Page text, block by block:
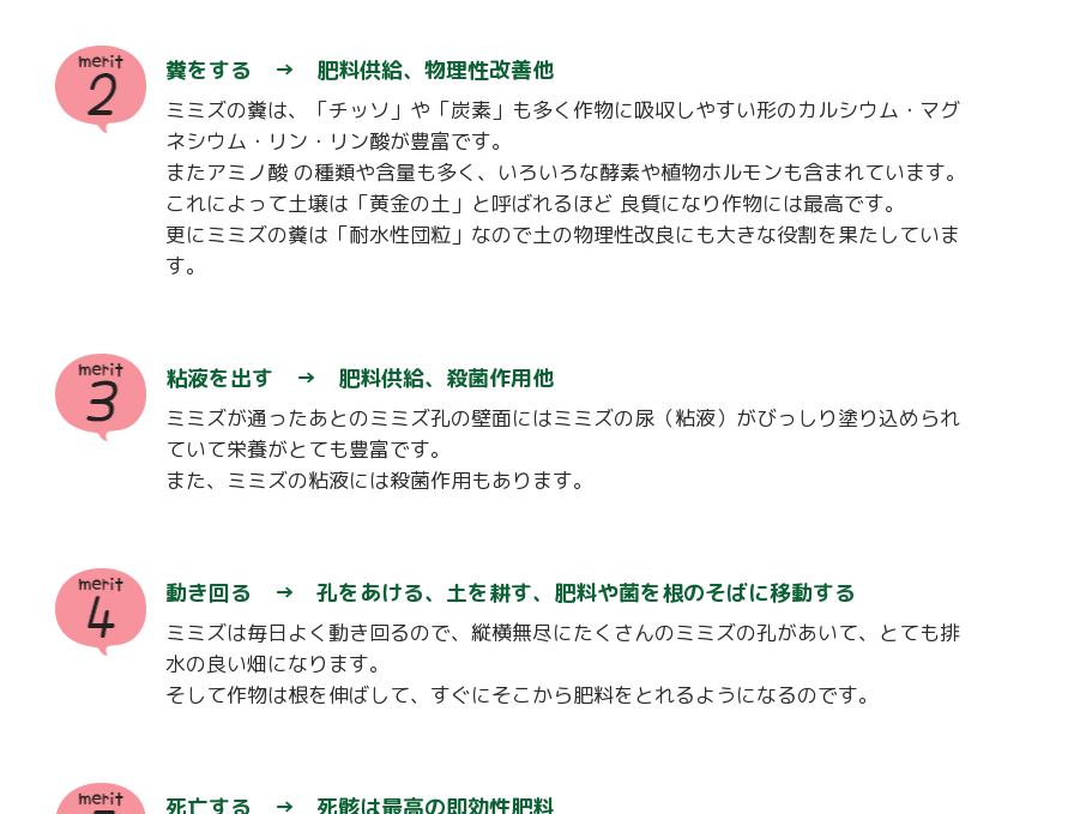
糞をする → 肥料供給、物理性改善他
ミミズの糞は、「チッソ」や「炭素」も多く作物に吸収しやすい形のカルシウム・マグ
ネシウム・リン・リン酸が豊富です。
またアミノ酸 の種類や含量も多く、いろいろな酵素や植物ホルモンも含まれています。
これによって土壌は「黄金の土」と呼ばれるほど 良質になり作物には最高です。
更にミミズの糞は「耐水性団粒」なので土の物理性改良にも大きな役割を果たしていま
す。
粘液を出す → 肥料供給、殺菌作用他
ミミズが通ったあとのミミズ孔の壁面にはミミズの尿（粘液）がびっしり塗り込められ
ていて栄養がとても豊富です。
また、ミミズの粘液には殺菌作用もあります。
動き回る → 孔をあける、土を耕す、肥料や菌を根のそばに移動する
ミミズは毎日よく動き回るので、縦横無尽にたくさんのミミズの孔があいて、とても排
水の良い畑になります。
そして作物は根を伸ばして、すぐにそこから肥料をとれるようになるのです。
死亡する → 死骸は最高の即効性肥料